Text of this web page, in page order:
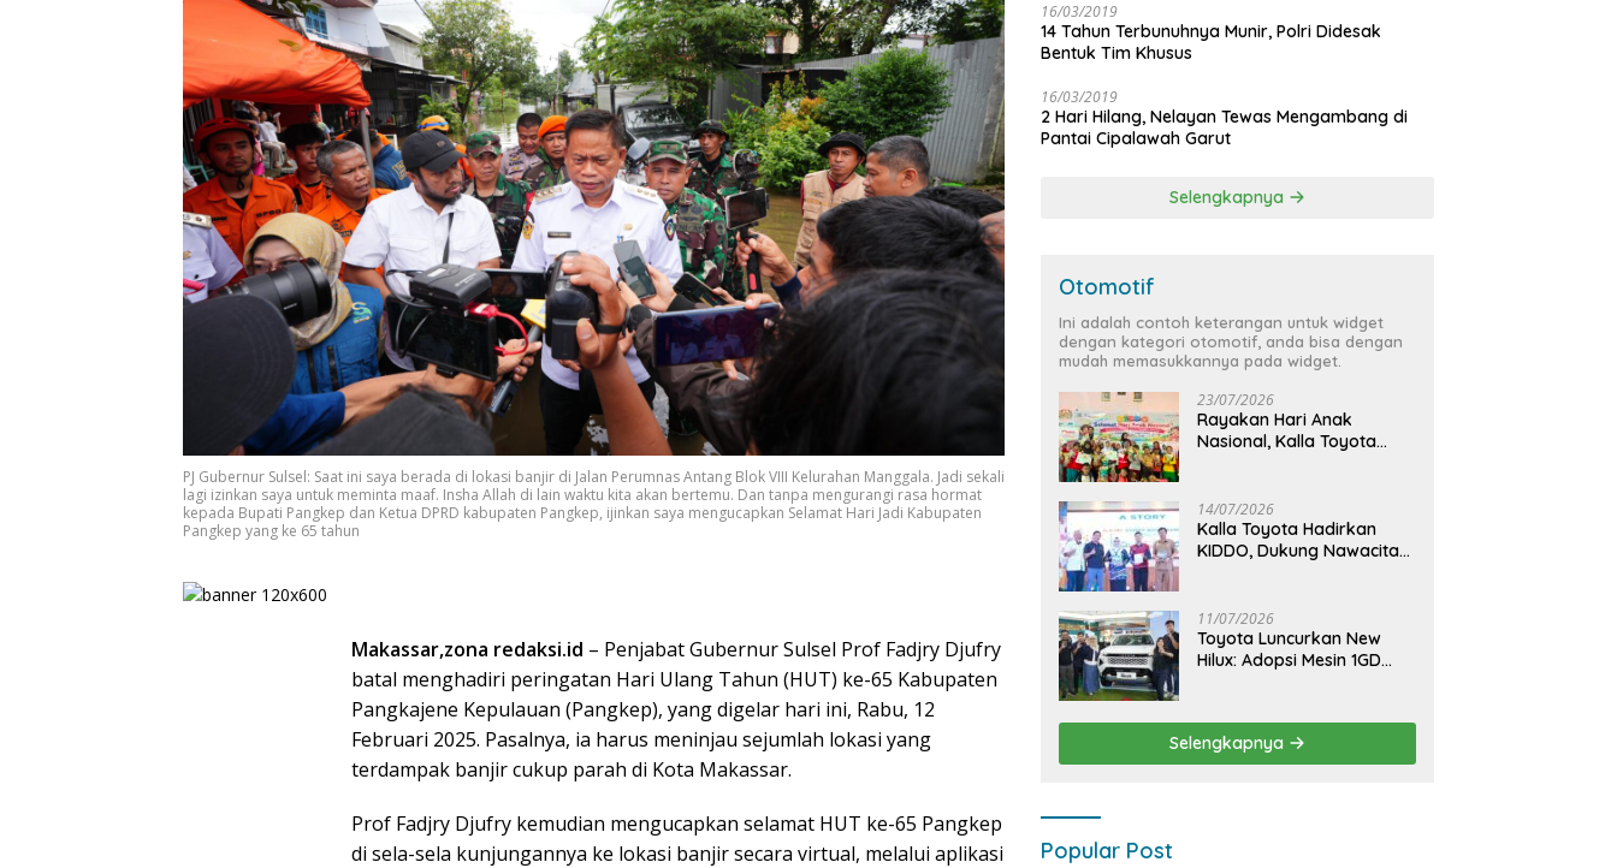
PJ Gubernur Sulsel: Saat ini saya berada di lokasi banjir di Jalan Perumnas Antang Blok VIII Kelurahan Manggala. Jadi sekali
lagi izinkan saya untuk meminta maaf. Insha Allah di lain waktu kita akan bertemu. Dan tanpa mengurangi rasa hormat
kepada Bupati Pangkep dan Ketua DPRD kabupaten Pangkep, ijinkan saya mengucapkan Selamat Hari Jadi Kabupaten
Pangkep yang ke 65 tahun
Makassar,zona redaksi.id – Penjabat Gubernur Sulsel Prof Fadjry Djufry
batal menghadiri peringatan Hari Ulang Tahun (HUT) ke-65 Kabupaten
Pangkajene Kepulauan (Pangkep), yang digelar hari ini, Rabu, 12
Februari 2025. Pasalnya, ia harus meninjau sejumlah lokasi yang
terdampak banjir cukup parah di Kota Makassar.
Prof Fadjry Djufry kemudian mengucapkan selamat HUT ke-65 Pangkep
di sela-sela kunjungannya ke lokasi banjir secara virtual, melalui aplikasi
16/03/2019
14 Tahun Terbunuhnya Munir, Polri Didesak
Bentuk Tim Khusus
16/03/2019
2 Hari Hilang, Nelayan Tewas Mengambang di
Pantai Cipalawah Garut
Selengkapnya
Otomotif
Ini adalah contoh keterangan untuk widget
dengan kategori otomotif, anda bisa dengan
mudah memasukkannya pada widget.
23/07/2026
Rayakan Hari Anak
Nasional, Kalla Toyota
Dunia Otomotif melalui
KIDDO
14/07/2026
Kalla Toyota Hadirkan
KIDDO, Dukung Nawacita
Bermakna &
Menyenangkan bagi Anak
dan Keluarga
11/07/2026
Toyota Luncurkan New
Hilux: Adopsi Mesin 1GD
Dukung Produktivitas dan
Adventure
Selengkapnya
Popular Post